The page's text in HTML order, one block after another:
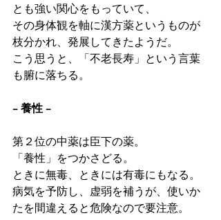
とも強い関心をもっていて、
その身体観を軸に漢方薬というものが
枝分かれ、発展してきたようだ。
こう思うと、「不老長寿」という言葉
も腑に落ちる。
− 養性 −
第２位の中薬は臣下の薬。
「養性」をつかさどる。
ときに無毒、ときには有毒にもなる。
病気を予防し、虚弱を補うが、使いか
たを間違えると危険なので要注意。